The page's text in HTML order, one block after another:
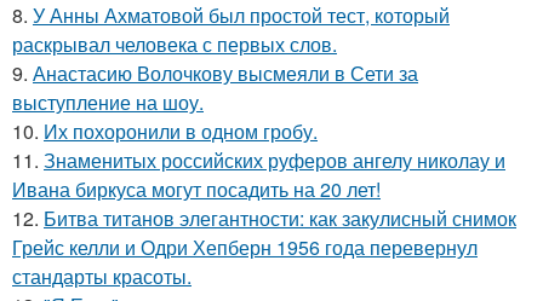
8. У Анны Ахматовой был простой тест, который
раскрывал человека с первых слов.
9. Анастасию Волочкову высмеяли в Сети за
выступление на шоу.
10. Их похоронили в одном гробу.
11. Знаменитых российских руферов ангелу николау и
Ивана биркуса могут посадить на 20 лет!
12. Битва титанов элегантности: как закулисный снимок
Грейс келли и Одри Хепберн 1956 года перевернул
стандарты красоты.